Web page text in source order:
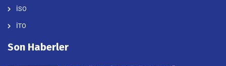
EFF
DEİK